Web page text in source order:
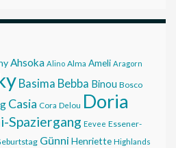
Ahsoka Alino Alma Ameli Aragorn
Basima Bebba Binou Bosco
Casia Cora Delou Doria
Spaziergang Eevee Essener-
Günni Henriette Highlands